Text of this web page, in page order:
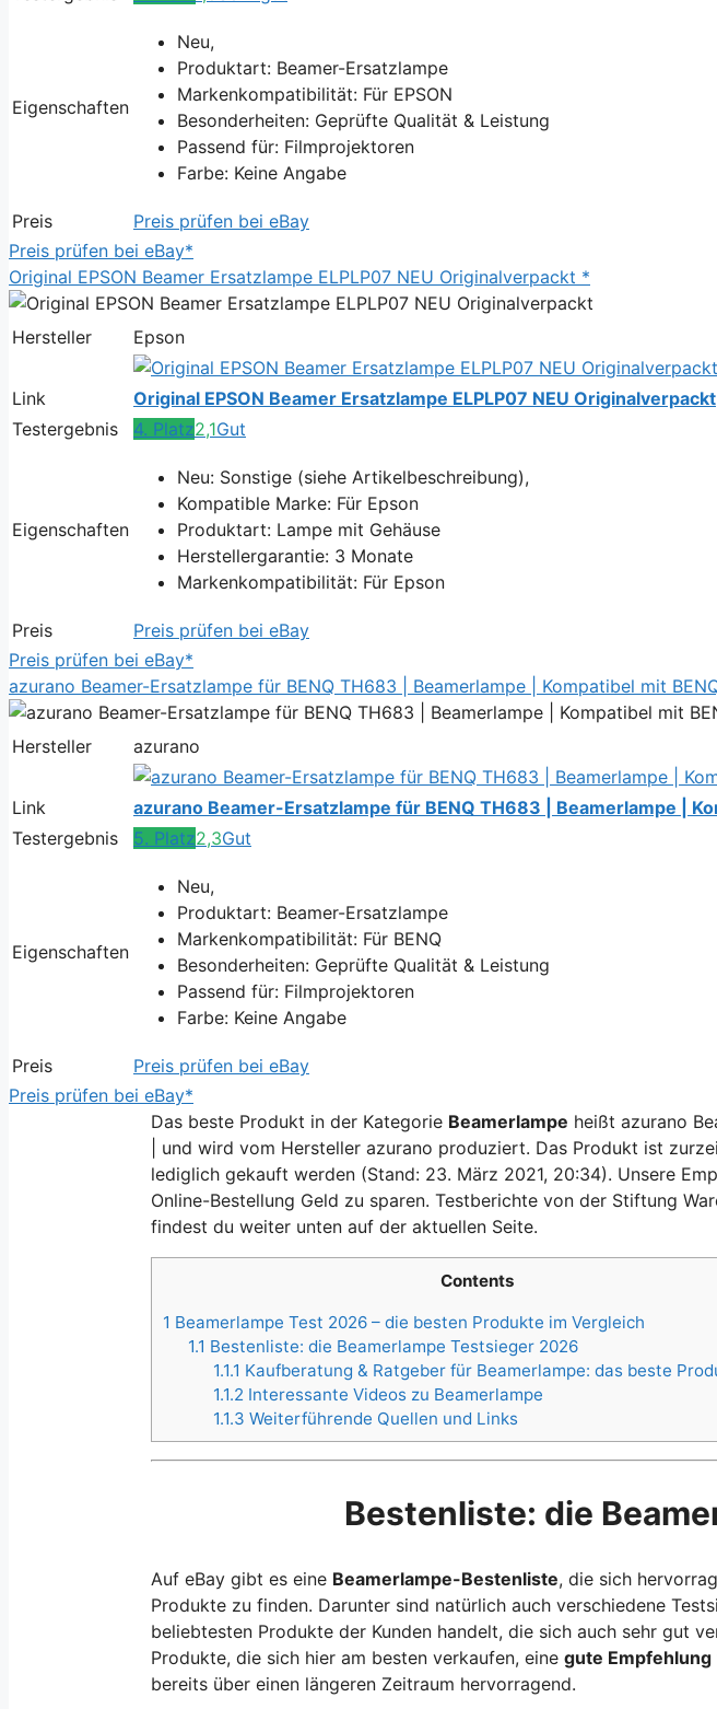
Eigenschaften
Neu,
Produktart: Beamer-Ersatzlampe
Markenkompatibilität: Für EPSON
Besonderheiten: Geprüfte Qualität & Leistung
Passend für: Filmprojektoren
Farbe: Keine Angabe
Preis
Preis prüfen bei eBay
Preis prüfen bei eBay*
Original EPSON Beamer Ersatzlampe ELPLP07 NEU Originalverpackt *
Hersteller Epson
Link
Original EPSON Beamer Ersatzlampe ELPLP07 NEU Originalverpackt
Testergebnis
4. Platz2,1Gut
Eigenschaften
Neu: Sonstige (siehe Artikelbeschreibung),
Kompatible Marke: Für Epson
Produktart: Lampe mit Gehäuse
Herstellergarantie: 3 Monate
Markenkompatibilität: Für Epson
Preis
Preis prüfen bei eBay
Preis prüfen bei eBay*
azurano Beamer-Ersatzlampe für BENQ TH683 | Beamerlampe | Kompatibel mit
Hersteller azurano
Link
azurano Beamer-Ersatzlampe für BENQ TH683 | Beamerlampe |
Testergebnis
5. Platz2,3Gut
Eigenschaften
Neu,
Produktart: Beamer-Ersatzlampe
Markenkompatibilität: Für BENQ
Besonderheiten: Geprüfte Qualität & Leistung
Passend für: Filmprojektoren
Farbe: Keine Angabe
Preis
Preis prüfen bei eBay
Preis prüfen bei eBay*
Das beste Produkt in der Kategorie Beamerlampe heißt azurano
| und wird vom Hersteller azurano produziert. Das Produkt ist
lediglich gekauft werden (Stand: 23. März 2021, 20:34). Unsere
Online-Bestellung Geld zu sparen. Testberichte von der Stiftung
findest du weiter unten auf der aktuellen Seite.
Contents
1 Beamerlampe Test 2026 – die besten Produkte im Vergleich
1.1 Bestenliste: die Beamerlampe Testsieger 2026
1.1.1 Kaufberatung & Ratgeber für Beamerlampe: das beste
1.1.2 Interessante Videos zu Beamerlampe
1.1.3 Weiterführende Quellen und Links
Bestenliste: die
Auf eBay gibt es eine Beamerlampe-Bestenliste, die sich
Produkte zu finden. Darunter sind natürlich auch verschiedene
beliebtesten Produkte der Kunden handelt, die sich auch sehr gut
Produkte, die sich hier am besten verkaufen, eine gute Empfehlung
bereits über einen längeren Zeitraum hervorragend.